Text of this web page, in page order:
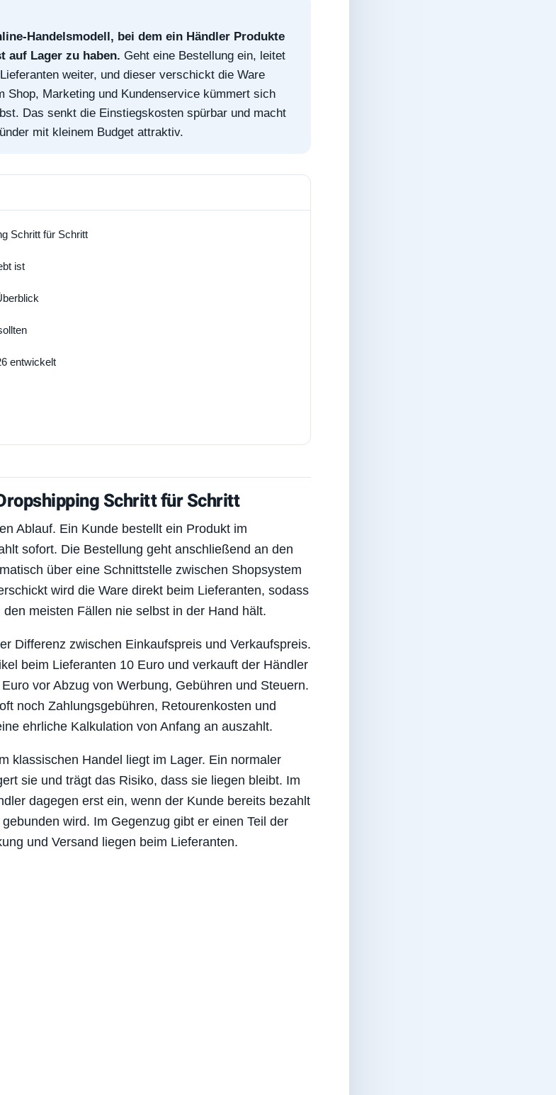
Handelsmodell, bei dem ein Händler Produkte
auf Lager zu haben. Geht eine Bestellung ein, leitet
weiter, und dieser verschickt die Ware
Shop, Marketing und Kundenservice kümmert sich
Das senkt die Einstiegskosten spürbar und macht
mit kleinem Budget attraktiv.
Schritt für Schritt
ist
entwickelt
Schritt für Schritt
Ablauf. Ein Kunde bestellt ein Produkt im
sofort. Die Bestellung geht anschließend an den
über eine Schnittstelle zwischen Shopsystem
wird die Ware direkt beim Lieferanten, sodass
meisten Fällen nie selbst in der Hand hält.
Differenz zwischen Einkaufspreis und Verkaufspreis.
beim Lieferanten 10 Euro und verkauft der Händler
vor Abzug von Werbung, Gebühren und Steuern.
noch Zahlungsgebühren, Retourenkosten und
ehrliche Kalkulation von Anfang an auszahlt.
klassischen Handel liegt im Lager. Ein normaler
sie und trägt das Risiko, dass sie liegen bleibt. Im
dagegen erst ein, wenn der Kunde bereits bezahlt
wird. Im Gegenzug gibt er einen Teil der
und Versand liegen beim Lieferanten.